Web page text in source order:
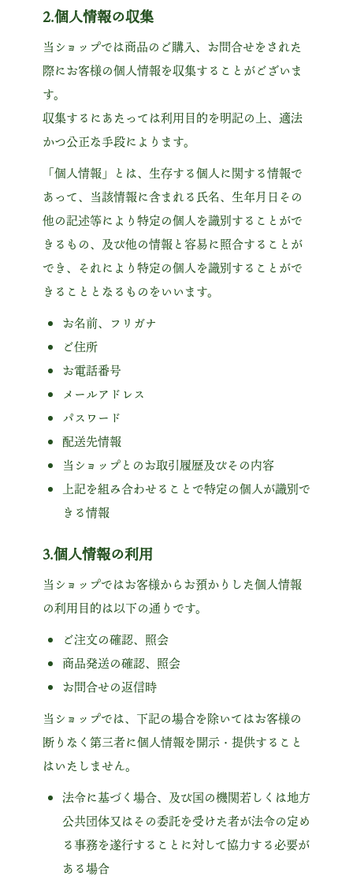
2.個人情報の収集
当ショップでは商品のご購入、お問合せをされた
際にお客様の個人情報を収集することがございま
す。
収集するにあたっては利用目的を明記の上、適法
かつ公正な手段によります。
「個人情報」とは、生存する個人に関する情報で
あって、当該情報に含まれる氏名、生年月日その
他の記述等により特定の個人を識別することがで
きるもの、及び他の情報と容易に照合することが
でき、それにより特定の個人を識別することがで
きることとなるものをいいます。
お名前、フリガナ
ご住所
お電話番号
メールアドレス
パスワード
配送先情報
当ショップとのお取引履歴及びその内容
上記を組み合わせることで特定の個人が識別で
きる情報
3.個人情報の利用
当ショップではお客様からお預かりした個人情報
の利用目的は以下の通りです。
ご注文の確認、照会
商品発送の確認、照会
お問合せの返信時
当ショップでは、下記の場合を除いてはお客様の
断りなく第三者に個人情報を開示・提供すること
はいたしません。
法令に基づく場合、及び国の機関若しくは地方
公共団体又はその委託を受けた者が法令の定め
る事務を遂行することに対して協力する必要が
ある場合